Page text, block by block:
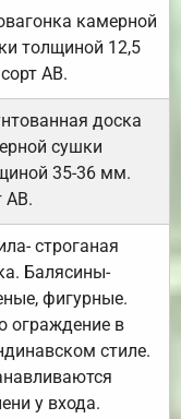
камерной
толщиной 12,5
АВ.
доска
сушки
35-36 мм.
АВ.
строганая
Балясины-
фигурные.
ограждение в
стиле.
у входа.